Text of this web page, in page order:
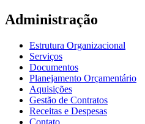
Administração
Estrutura Organizacional
Serviços
Documentos
Planejamento Orçamentário
Aquisições
Gestão de Contratos
Receitas e Despesas